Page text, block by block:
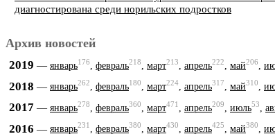
диагностирована среди норильских подростков
Архив новостей
2019 — январь176 февраль218 март213 апрель222 май206
2018 — январь262, февраль180, март224, апрель317, май310,
2017 — январь278 февраль360 март471 апрель209 июль53
2016 — январь231, февраль380, март430, апрель425, май380,